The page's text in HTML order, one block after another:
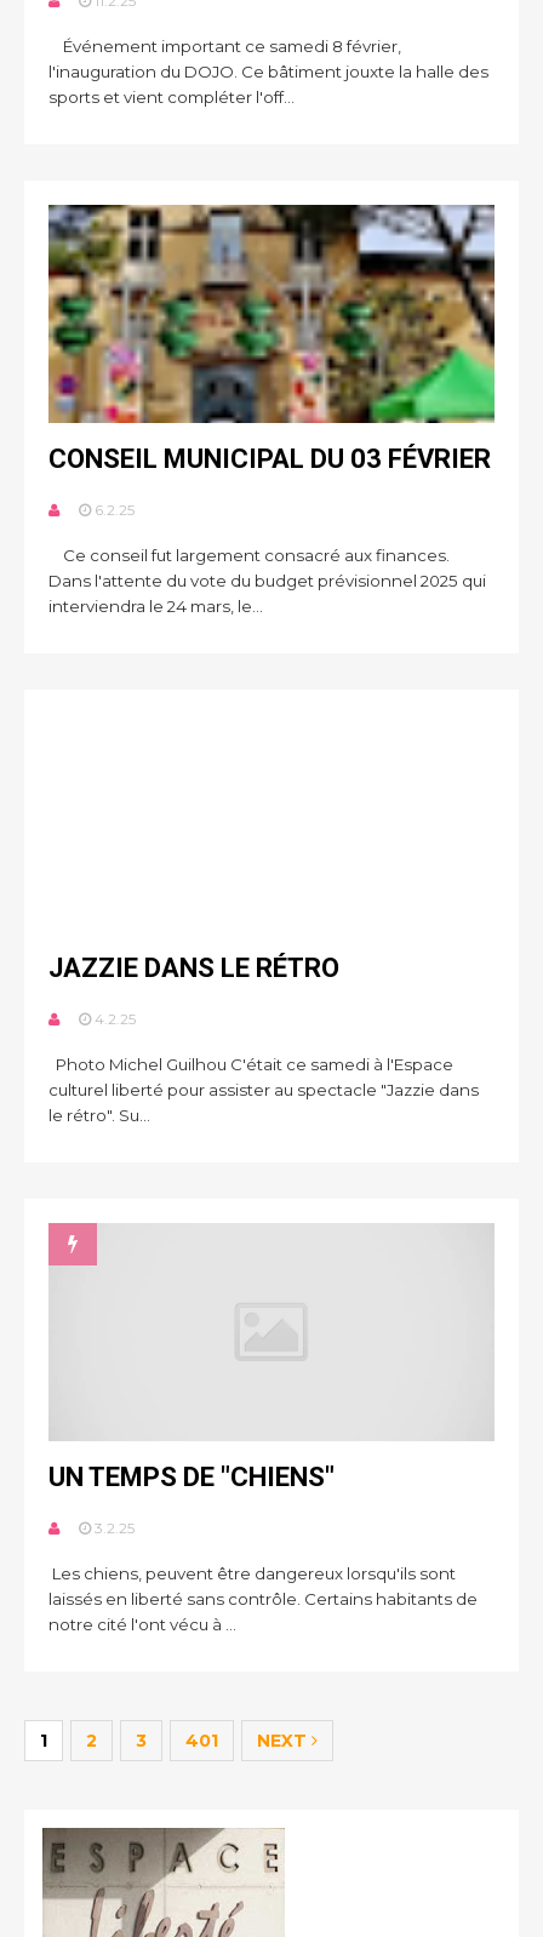
Événement important ce samedi 8 février,
l'inauguration du DOJO. Ce bâtiment jouxte la halle des
sports et vient compléter l'off...
CONSEIL MUNICIPAL DU 03 FÉVRIER
6.2.25
Ce conseil fut largement consacré aux finances.
Dans l'attente du vote du budget prévisionnel 2025 qui
interviendra le 24 mars, le...
JAZZIE DANS LE RÉTRO
4.2.25
Photo Michel Guilhou C'était ce samedi à l'Espace
culturel liberté pour assister au spectacle "Jazzie dans
le rétro". Su...
UN TEMPS DE "CHIENS"
3.2.25
Les chiens, peuvent être dangereux lorsqu'ils sont
laissés en liberté sans contrôle. Certains habitants de
notre cité l'ont vécu à ...
1 2 3 401 NEXT